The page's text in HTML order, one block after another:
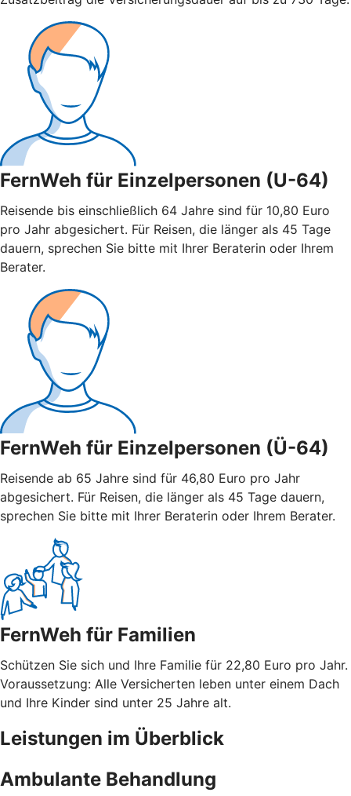
FernWeh für Einzelpersonen (U-64)
Reisende bis einschließlich 64 Jahre sind für 10,80 Euro
pro Jahr abgesichert. Für Reisen, die länger als 45 Tage
dauern, sprechen Sie bitte mit Ihrer Beraterin oder Ihrem
Berater.
FernWeh für Einzelpersonen (Ü-64)
Reisende ab 65 Jahre sind für 46,80 Euro pro Jahr
abgesichert. Für Reisen, die länger als 45 Tage dauern,
sprechen Sie bitte mit Ihrer Beraterin oder Ihrem Berater.
FernWeh für Familien
Schützen Sie sich und Ihre Familie für 22,80 Euro pro Jahr.
Voraussetzung: Alle Versicherten leben unter einem Dach
und Ihre Kinder sind unter 25 Jahre alt.
Leistungen im Überblick
Ambulante Behandlung